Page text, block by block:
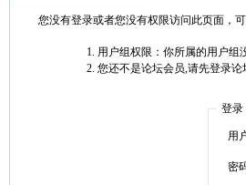
您没有登录或者您没有权限访问此页面，
用户组权限：你所属的用户组
您还不是论坛会员,请先登录论
登录
用
密